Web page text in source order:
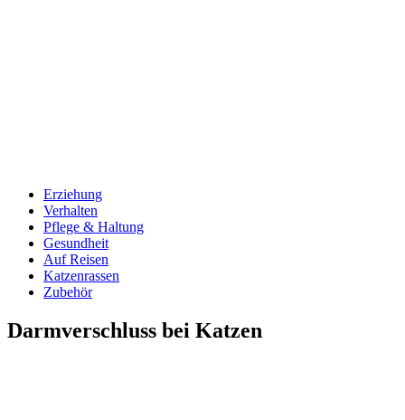
Erziehung
Verhalten
Pflege & Haltung
Gesundheit
Auf Reisen
Katzenrassen
Zubehör
Darmverschluss bei Katzen